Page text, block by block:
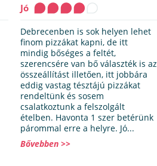
Jó
Debrecenben is sok helyen lehet
finom pizzákat kapni, de itt
mindig bőséges a feltét,
szerencsére van bő választék is az
összeállítást illetően, itt jobbára
eddig vastag tésztájú pizzákat
rendeltünk és sosem
csalatkoztunk a felszolgált
ételben. Havonta 1 szer betérünk
párommal erre a helyre. Jó...
Bővebben >>